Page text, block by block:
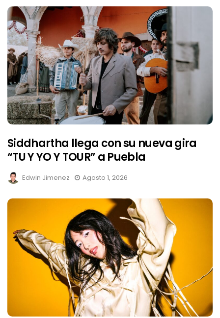
Siddhartha llega con su nueva gira
“TU Y YO Y TOUR” a Puebla
Edwin Jimenez Agosto 1, 2026